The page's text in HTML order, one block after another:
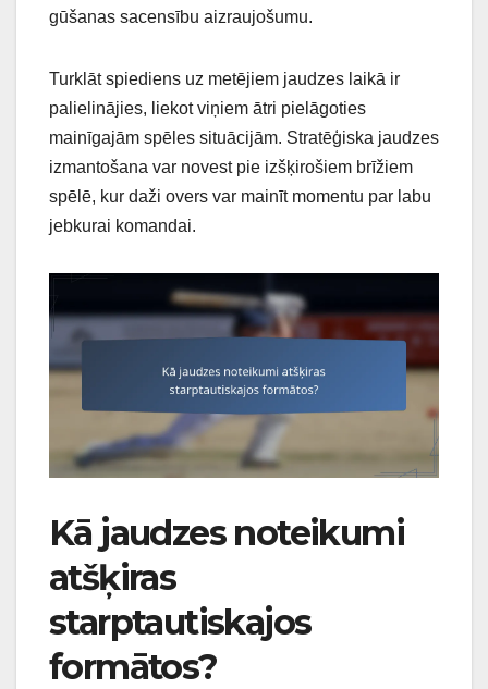
gūšanas sacensību aizraujošumu.
Turklāt spiediens uz metējiem jaudzes laikā ir
palielinājies, liekot viņiem ātri pielāgoties
mainīgajām spēles situācijām. Stratēģiska jaudzes
izmantošana var novest pie izšķirošiem brīžiem
spēlē, kur daži overs var mainīt momentu par labu
jebkurai komandai.
Kā jaudzes noteikumi
atšķiras
starptautiskajos
formātos?